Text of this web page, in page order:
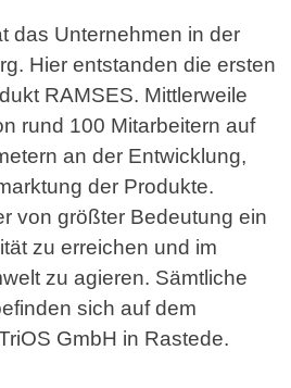
das Unternehmen in der
Hier entstanden die ersten
RAMSES. Mittlerweile
rund 100 Mitarbeitern auf
an der Entwicklung,
der Produkte.
von größter Bedeutung ein
zu erreichen und im
zu agieren. Sämtliche
sich auf dem
GmbH in Rastede.